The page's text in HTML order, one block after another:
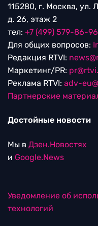
115280, г. Москва, ул.
д. 26, этаж 2
тел: +7 (499) 579-86-96
Для общих вопросов:
Редакция RTVI:
Маркетинг/PR:
Реклама RTVI: adv-
Партнерские
Достойные новости
Мы в Дзен.Новостях
и Google.News
Уведомление об
технологий